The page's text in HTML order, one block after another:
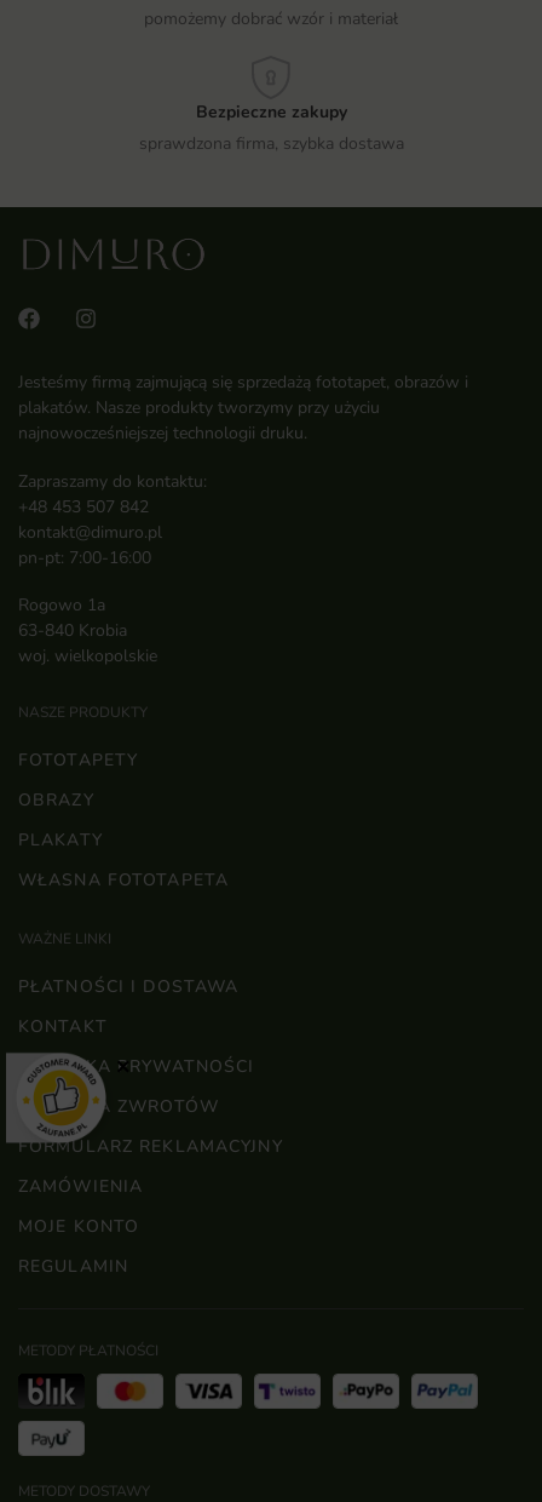
pomożemy dobrać wzór i materiał
Bezpieczne zakupy
sprawdzona firma, szybka dostawa
Jesteśmy firmą zajmującą się sprzedażą fototapet, obrazów i
plakatów. Nasze produkty tworzymy przy użyciu
najnowocześniejszej technologii druku.
Zapraszamy do kontaktu:
+48 453 507 842
kontakt@dimuro.pl
pn-pt: 7:00-16:00
Rogowo 1a
63-840 Krobia
woj. wielkopolskie
NASZE PRODUKTY
FOTOTAPETY
OBRAZY
PLAKATY
WŁASNA FOTOTAPETA
WAŻNE LINKI
PŁATNOŚCI I DOSTAWA
KONTAKT
POLITYKA PRYWATNOŚCI
POLITYKA ZWROTÓW
FORMULARZ REKLAMACYJNY
ZAMÓWIENIA
MOJE KONTO
REGULAMIN
METODY PŁATNOŚCI
METODY DOSTAWY
×